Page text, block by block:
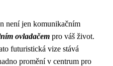
není jen komunikačním
ovladačem pro váš život.
futuristická vize stává
promění v centrum pro